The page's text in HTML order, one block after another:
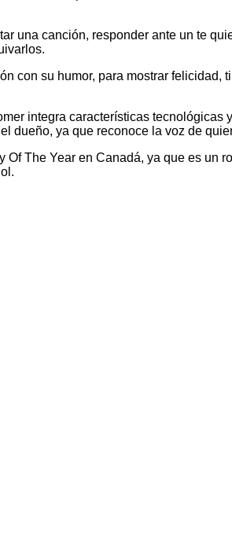
una canción, responder ante un te
con su humor, para mostrar felicidad,
integra características tecnológicas
dueño, ya que reconoce la voz de
The Year en Canadá, ya que es